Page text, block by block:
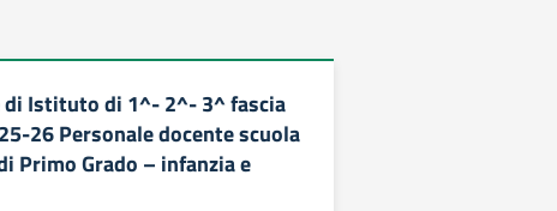
di Istituto di 1^- 2^- 3^ fascia
26 Personale docente scuola
Primo Grado – infanzia e